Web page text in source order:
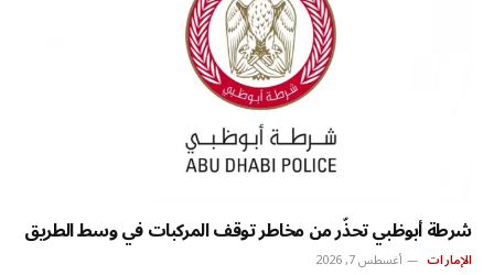
شرطة أبوظبي تحذّر من مخاطر توقف المركبات في وسط الطريق
الإمارات أغسطس 7, 2026